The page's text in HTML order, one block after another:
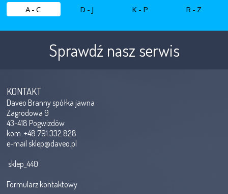
A-C D-J K-P R-Z
Sprawdź nasz serwis
KONTAKT
Daveo Branny spółka jawna
Zagrodowa 9
43-418 Pogwizdów
kom. +48 791 332 828
e-mailsklep@daveo.pl
sklep_440
Formularz kontaktowy